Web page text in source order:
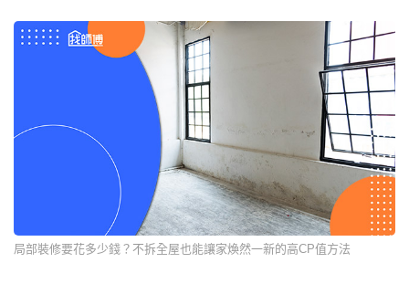
局部裝修要花多少錢？不拆全屋也能讓家煥然一新的高CP值方法